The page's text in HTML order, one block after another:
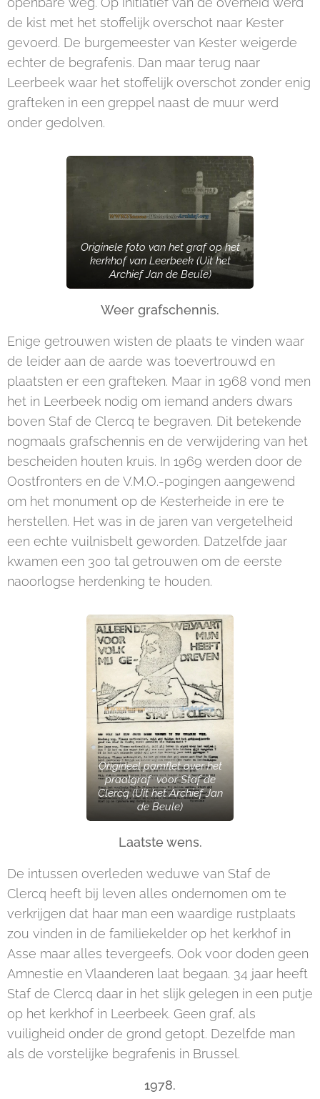
de kist met het stoffelijk overschot naar Kester
gevoerd. De burgemeester van Kester weigerde
echter de begrafenis. Dan maar terug naar
Leerbeek waar het stoffelijk overschot zonder enig
grafteken in een greppel naast de muur werd
onder gedolven.
Originele foto van het graf op het
kerkhof van Leerbeek (Uit het
Archief Jan de Beule)
Weer grafschennis.
Enige getrouwen wisten de plaats te vinden waar
de leider aan de aarde was toevertrouwd en
plaatsten er een grafteken. Maar in 1968 vond men
het in Leerbeek nodig om iemand anders dwars
boven Staf de Clercq te begraven. Dit betekende
nogmaals grafschennis en de verwijdering van het
bescheiden houten kruis. In 1969 werden door de
Oostfronters en de V.M.O.-pogingen aangewend
om het monument op de Kesterheide in ere te
herstellen. Het was in de jaren van vergetelheid
een echte vuilnisbelt geworden. Datzelfde jaar
kwamen een 300 tal getrouwen om de eerste
naoorlogse herdenking te houden.
Origineel pamflet over het
praalgraf voor Staf de
Clercq (Uit het Archief Jan
de Beule)
Laatste wens.
De intussen overleden weduwe van Staf de
Clercq heeft bij leven alles ondernomen om te
verkrijgen dat haar man een waardige rustplaats
zou vinden in de familiekelder op het kerkhof in
Asse maar alles tevergeefs. Ook voor doden geen
Amnestie en Vlaanderen laat begaan. 34 jaar heeft
Staf de Clercq daar in het slijk gelegen in een putje
op het kerkhof in Leerbeek. Geen graf, als
vuiligheid onder de grond getopt. Dezelfde man
als de vorstelijke begrafenis in Brussel.
1978.